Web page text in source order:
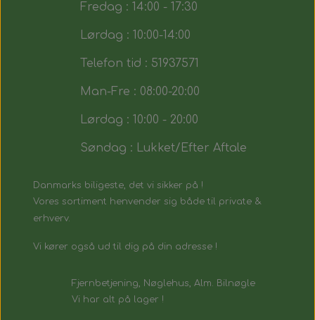
Fredag : 14:00 - 17:30
Lørdag : 10:00-14:00
Telefon tid : 51937571
Man-Fre : 08:00-20:00
Lørdag : 10:00 - 20:00
Søndag : Lukket/Efter Aftale
Danmarks biligeste, det vi sikker på !
Vores sortiment henvender sig både til private &
erhverv.
Vi kører også ud til dig på din adresse !
Fjernbetjening, Nøglehus, Alm. Bilnøgle
Vi har alt på lager !